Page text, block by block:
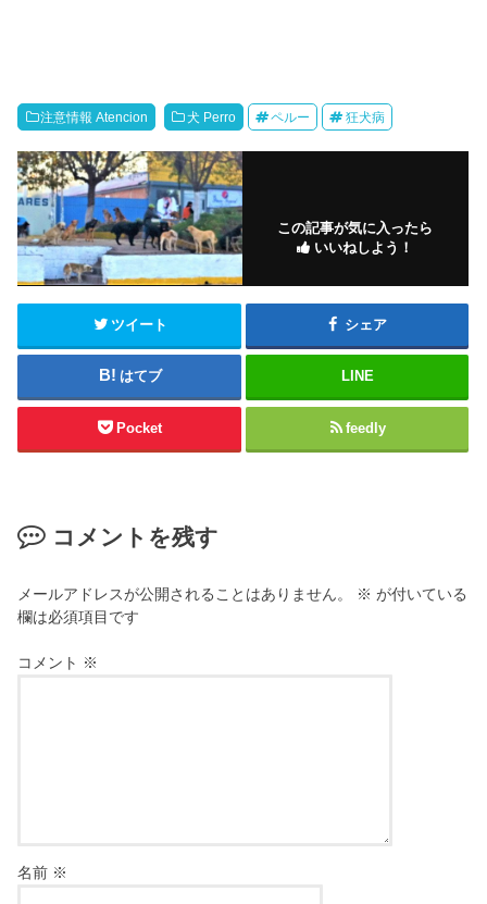
注意情報 Atencion 犬 Perro ペルー 狂犬病
この記事が気に入ったら
いいねしよう！
ツイート シェア
はてブ LINE
Pocket feedly
コメントを残す
メールアドレスが公開されることはありません。 ※ が付いている
欄は必須項目です
コメント ※
名前 ※